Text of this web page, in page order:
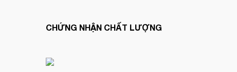
CHỨNG NHẬN CHẤT LƯỢNG